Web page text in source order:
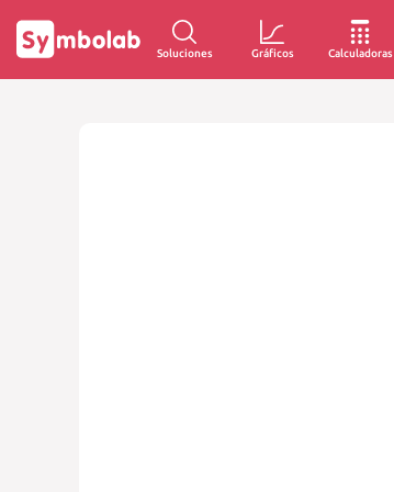
Soluciones Gráficos Calculadoras